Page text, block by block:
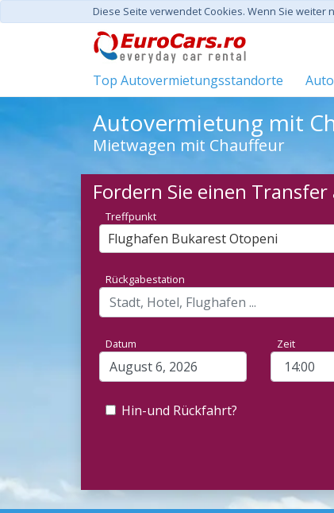
Diese Seite verwendet Cookies. Wenn Sie weiter
Top Autovermietungsstandorte
Autovermietung mit
Mietwagen mit Chauffeur
Fordern Sie einen Transfer
Treffpunkt
Flughafen Bukarest Otopeni
Rückgabestation
Datum Zeit
Hin-und Rückfahrt?